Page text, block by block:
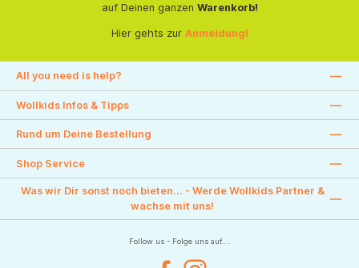
auf Deinen ganzen Warenkorb!
Hier gehts zur Anmeldung!
All you need is help?
Wollkids Infos & Tipps
Rund um Deine Bestellung
Shop Service
Was wir Dir sonst noch bieten... - Werde Wollkids Partner &
wachse mit uns!
Follow us - Folge uns auf....